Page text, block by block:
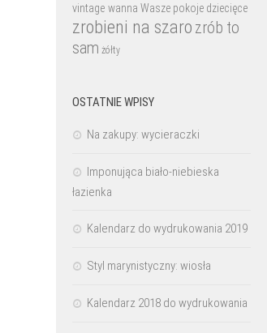
vintage wanna Wasze pokoje dziecięce
zrobieni na szaro zrób to
sam żółty
OSTATNIE WPISY
Na zakupy: wycieraczki
Imponująca biało-niebieska
łazienka
Kalendarz do wydrukowania 2019
Styl marynistyczny: wiosła
Kalendarz 2018 do wydrukowania